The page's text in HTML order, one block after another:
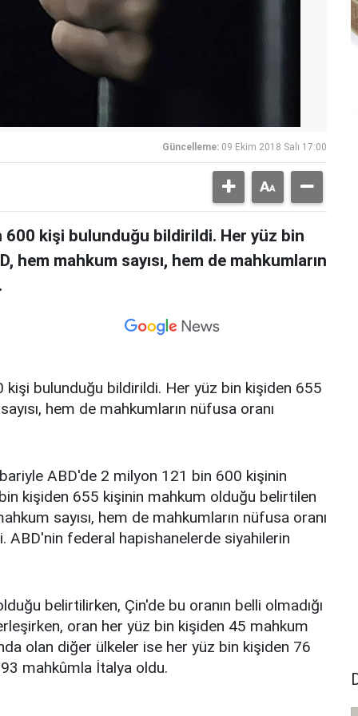
Güncelleme: 09 Ekim 2018 Salı 17:00
kişi bulunduğu bildirildi. Her yüz bin
mahkum sayısı, hem de mahkumların
bulunduğu bildirildi. Her yüz bin kişiden 655
hem de mahkumların nüfusa oranı
ABD'de 2 milyon 121 bin 600 kişinin
kişiden 655 kişinin mahkum olduğu belirtilen
sayısı, hem de mahkumların nüfusa oranı
ABD'nin federal hapishanelerde siyahilerin
belirtilirken, Çin'de bu oranın belli olmadığı
oran her yüz bin kişiden 45 mahkum
olan diğer ülkeler ise her yüz bin kişiden 76
mahkûmla İtalya oldu.